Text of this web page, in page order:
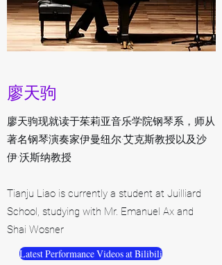
廖天驹
廖天驹现就读于茱莉亚音乐学院钢琴系，师从
著名钢琴演奏家伊曼纽尔·艾克斯教授以及沙
伊·沃斯纳教授
Tianju Liao is currently a student at Juilliard
School, studying with Mr. Emanuel Ax and
Shai Wosner
Latest Performance Videos at Bilibili